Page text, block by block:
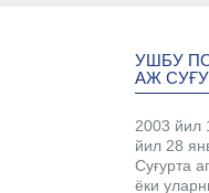
УШБУ
АЖ
2003 йил
йил 28
Суғурта
ёки